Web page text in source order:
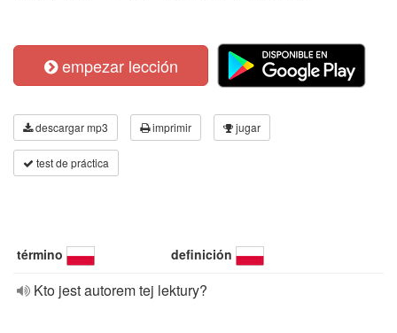
empezar lección
descargar mp3 imprimir jugar
test de práctica
término definición
Kto jest autorem tej lektury?